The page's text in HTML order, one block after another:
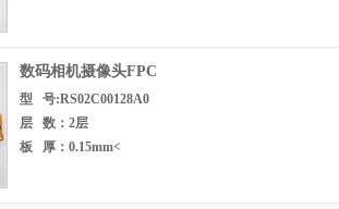
数码相机摄像头FPC
型 号:RS02C00128A0
层 数：2层
板 厚：0.15mm<